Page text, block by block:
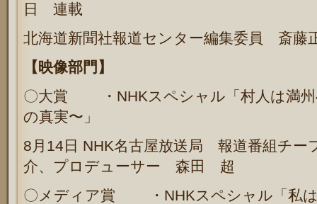
日 連載
北海道新聞社報道センター編集委員 斎藤
【映像部門】
〇大賞
・ NHKスペシャル「村人は満
の真実〜」
8 月 14 日 NHK名古屋放送局 報道番組チー
介、プロデューサー 森田 超
〇メディア賞 ・ NHKスペシャル「私